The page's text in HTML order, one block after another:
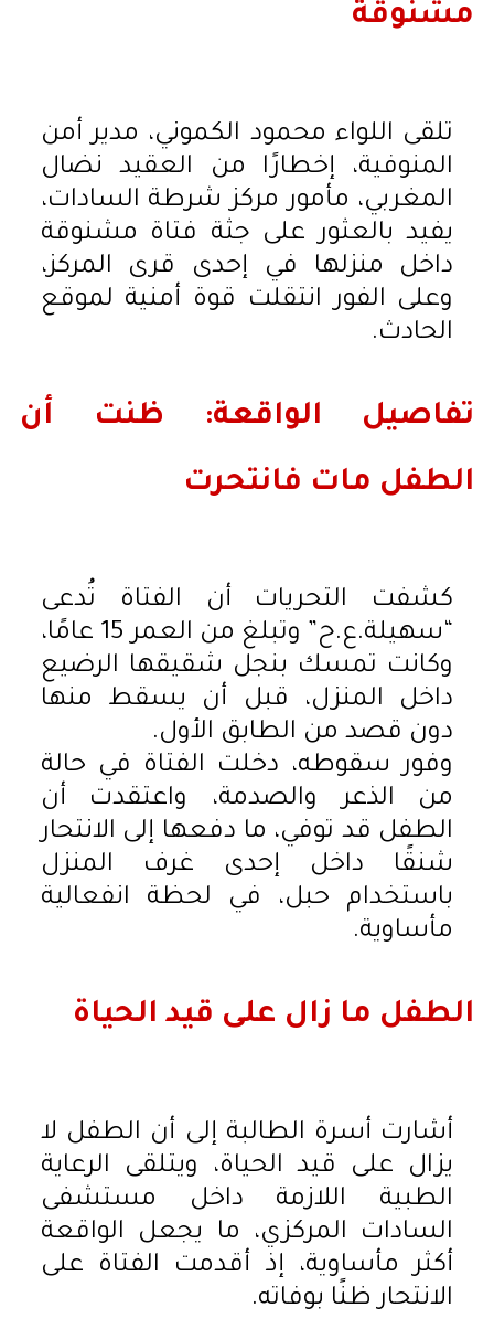
مشنوقة
تلقى اللواء محمود الكموني، مدير أمن
المنوفية، إخطارًا من العقيد نضال
المغربي، مأمور مركز شرطة السادات،
يفيد بالعثور على جثة فتاة مشنوقة
داخل منزلها في إحدى قرى المركز،
وعلى الفور انتقلت قوة أمنية لموقع
الحادث.
تفاصيل الواقعة: ظنت أن
الطفل مات فانتحرت
كشفت التحريات أن الفتاة تُدعى
“سهيلة.ع.ح” وتبلغ من العمر 15 عامًا،
وكانت تمسك بنجل شقيقها الرضيع
داخل المنزل، قبل أن يسقط منها
دون قصد من الطابق الأول.
وفور سقوطه، دخلت الفتاة في حالة
من الذعر والصدمة، واعتقدت أن
الطفل قد توفي، ما دفعها إلى الانتحار
شنقًا داخل إحدى غرف المنزل
باستخدام حبل، في لحظة انفعالية
مأساوية.
الطفل ما زال على قيد الحياة
أشارت أسرة الطالبة إلى أن الطفل لا
يزال على قيد الحياة، ويتلقى الرعاية
الطبية اللازمة داخل مستشفى
السادات المركزي، ما يجعل الواقعة
أكثر مأساوية، إذ أقدمت الفتاة على
الانتحار ظنًا بوفاته.